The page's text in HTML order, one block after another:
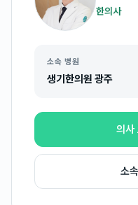
한의사
소속 병원
생기한의원 광주
의사
소